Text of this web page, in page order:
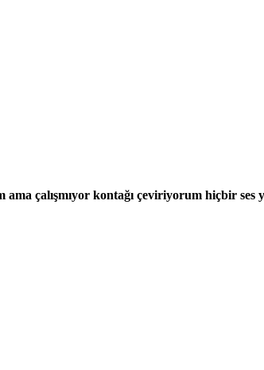
çalışmıyor kontağı çeviriyorum hiçbir ses